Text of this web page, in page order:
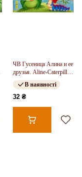
ЧВ Гусеница Алина и ее
друзья. Aline-Caterpillar
and Her Friends
В наявності
32 ₴